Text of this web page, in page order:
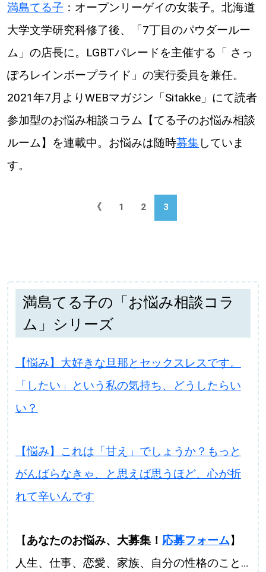
満島てる子 ：オープンリーゲイの女装子。北海道
大学文学研究科修了後、「7丁目のパウダールー
ム」の店長に。LGBTパレードを主催する「 さっ
ぽろレインボープライド」の実行委員を兼任。
2021年7月よりWEBマガジン「Sitakke」にて読者
参加型のお悩み相談コラム【てる子のお悩み相談
ルーム】を連載中。お悩みは随時募集していま
す。
《 1 2 3
満島てる子の「お悩み相談コラ
ム」シリーズ
【悩み】大好きな旦那とセックスレスです。
「したい」という私の気持ち、どうしたらい
い？
【悩み】これは「甘え」でしょうか？もっと
がんばらなきゃ、と思えば思うほど、心が折
れて辛いんです
【あなたのお悩み、大募集！ 応募フォーム】
人生、仕事、恋愛、家族、自分の性格のこと…